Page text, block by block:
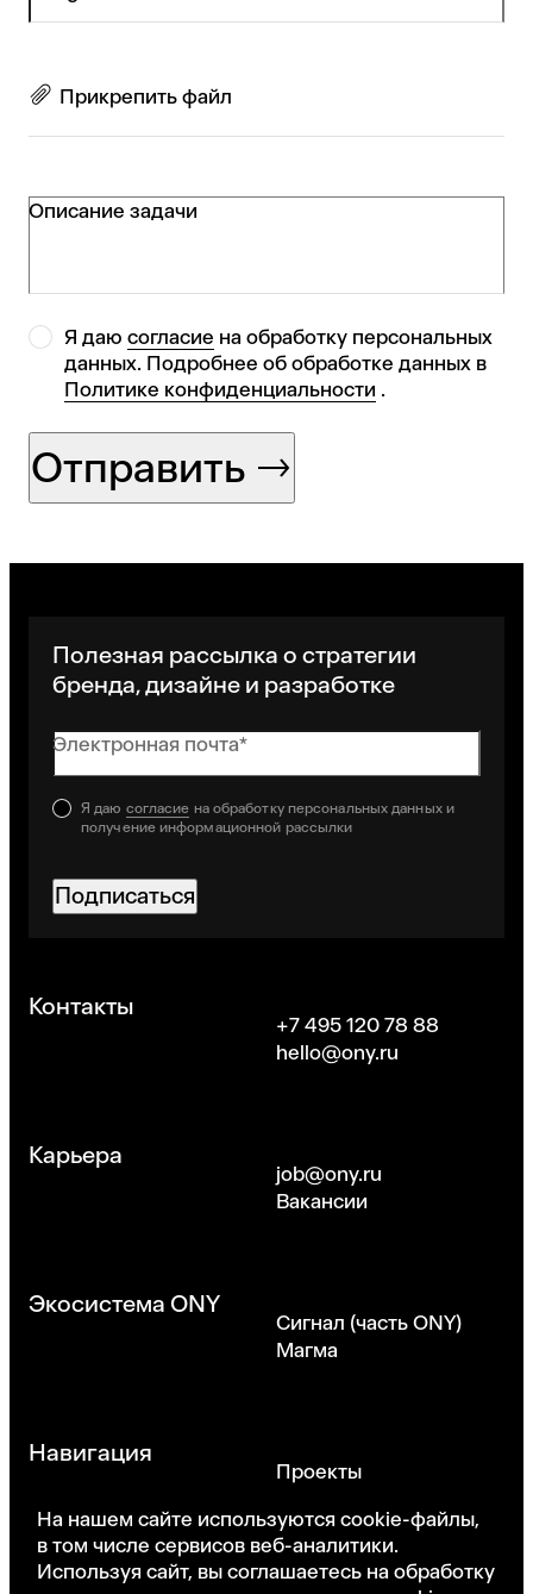
На нашем сайте используются cookie-файлы,
в том числе сервисов веб-аналитики.
Используя сайт, вы соглашаетесь на обработку
Прикрепить файл
Описание задачи
Я даю согласие на обработку персональных
данных. Подробнее об обработке данных в
Политике конфиденциальности .
Отправить
Полезная рассылка о стратегии
бренда, дизайне и разработке
Электронная почта*
Я даю согласие на обработку персональных данных и
получение информационной рассылки
Подписаться
Контакты
+7 495 120 78 88
hello@ony.ru
Карьера
job@ony.ru
Вакансии
Экосистема ONY
Сигнал (часть ONY)
Магма
Навигация
Проекты
Все услуги